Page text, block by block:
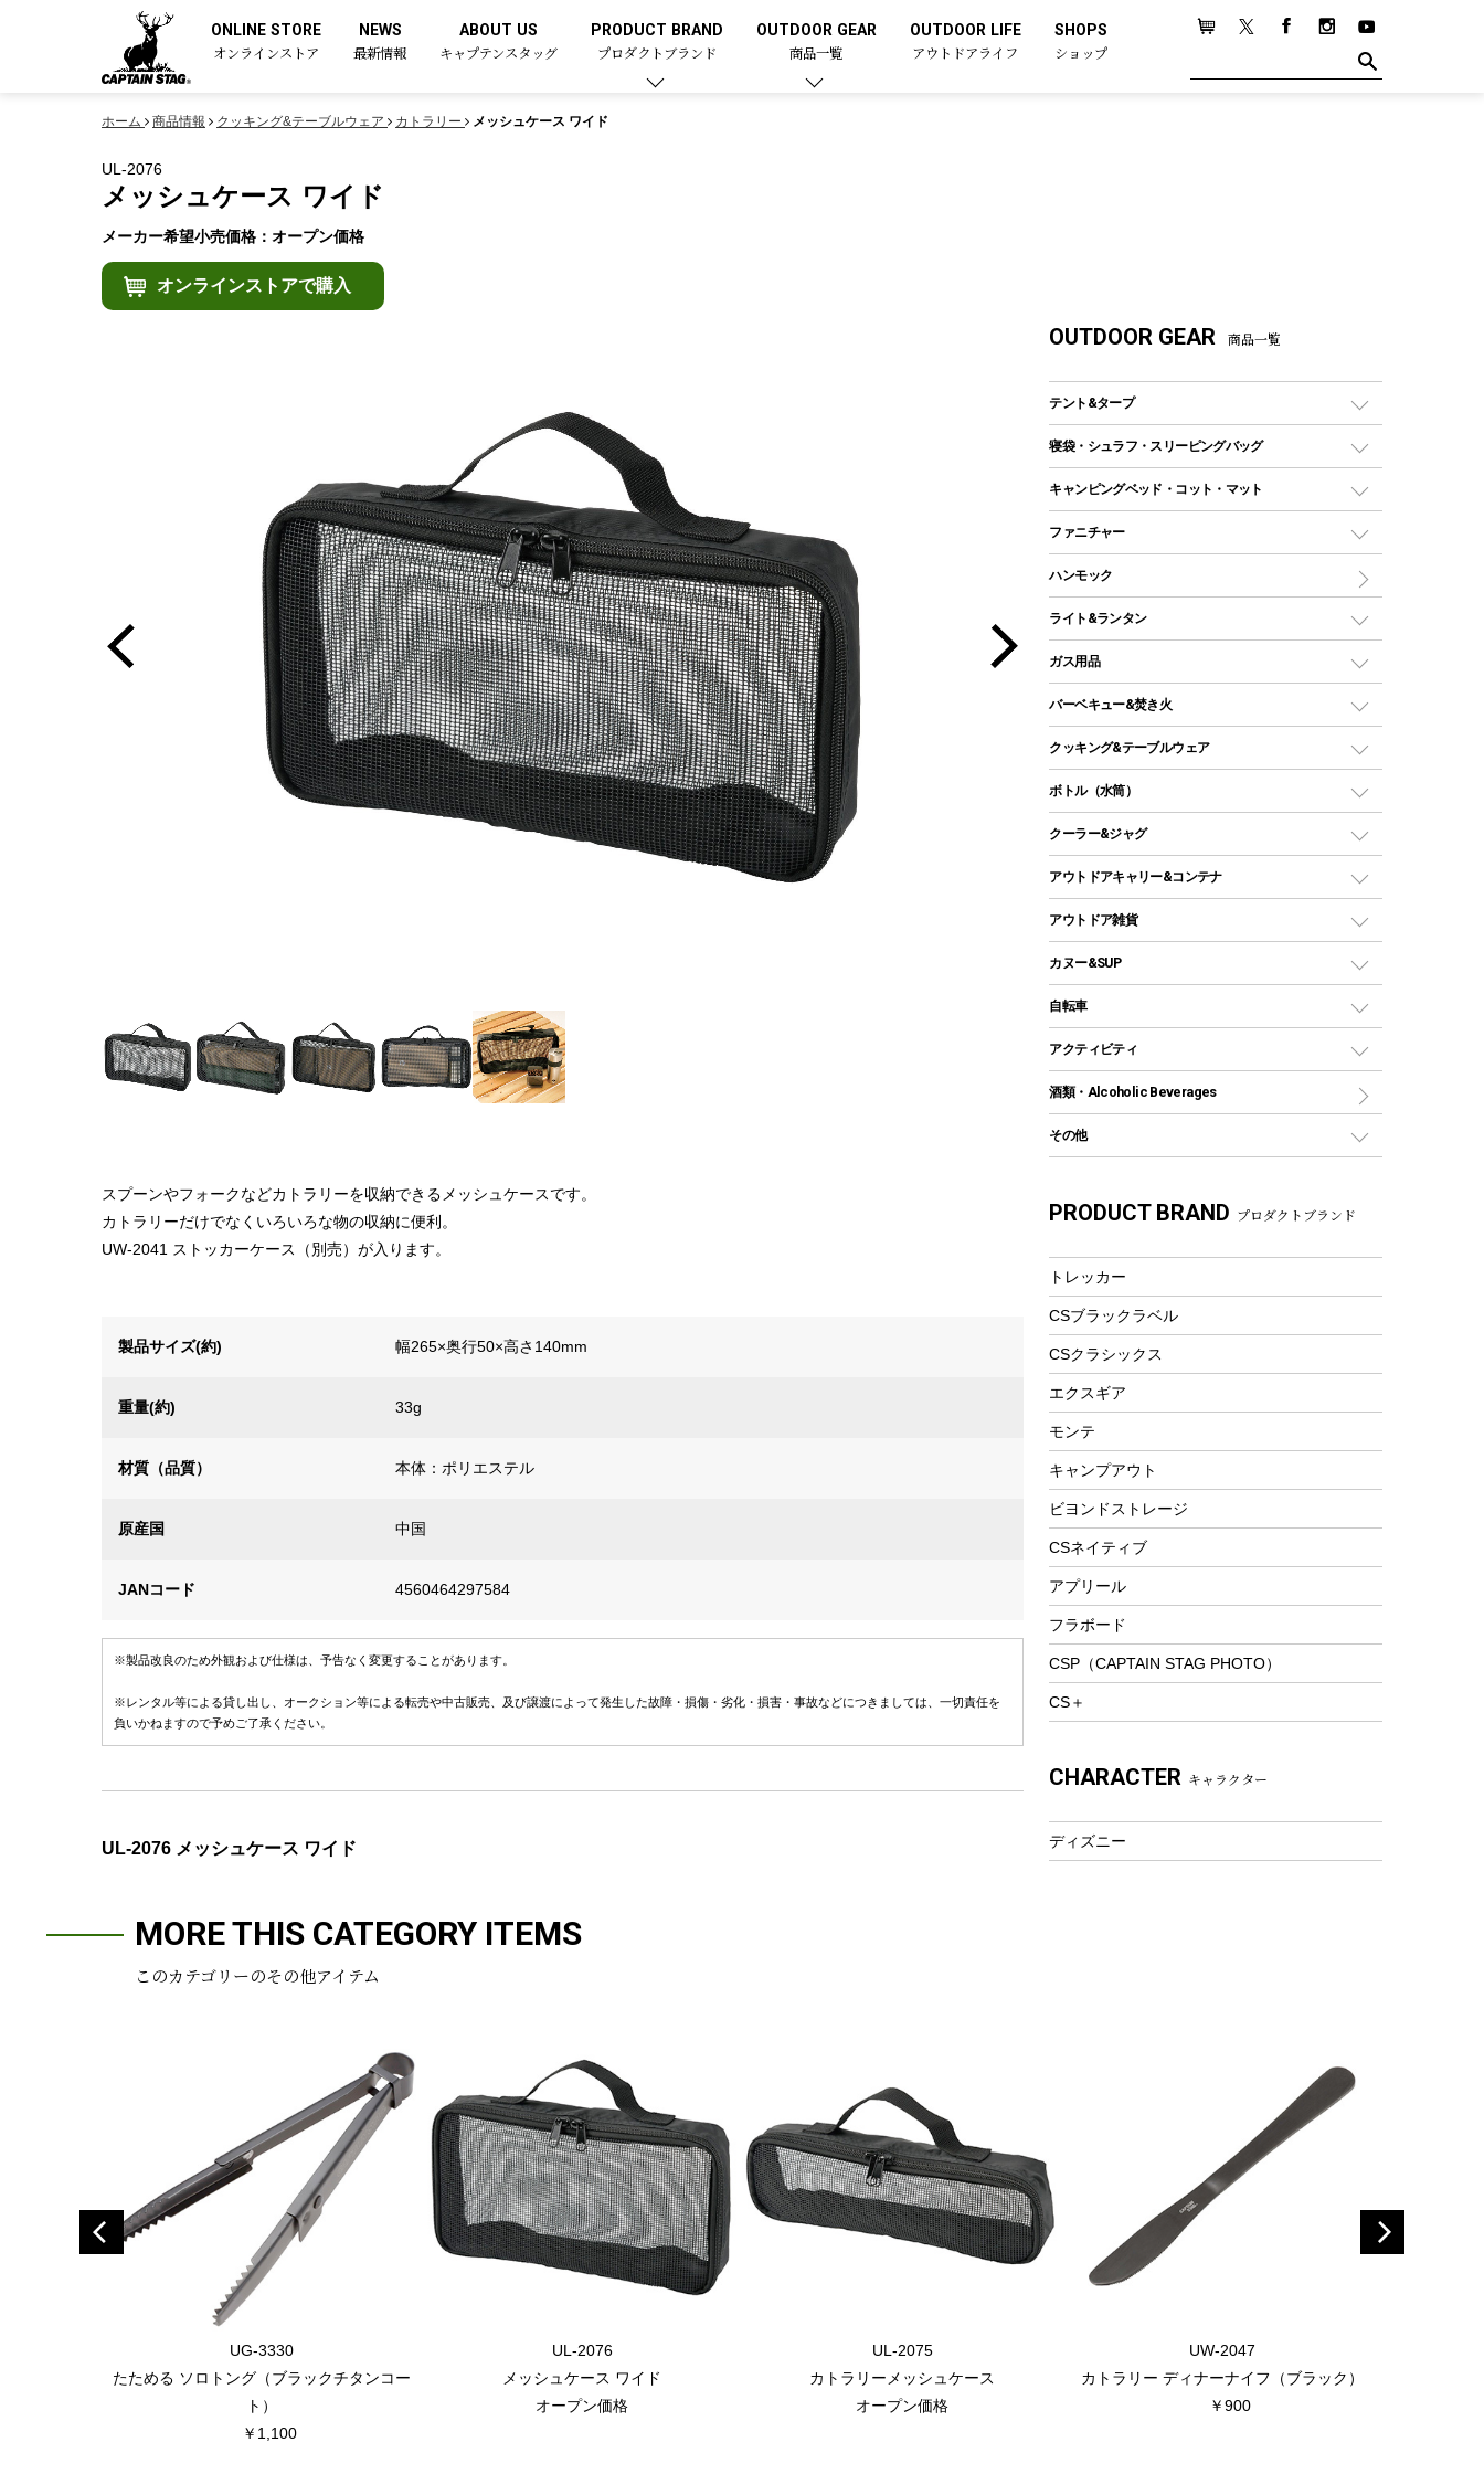
ONLINE STORE
オンラインストア
NEWS
最新情報
ABOUT US
キャプテンスタッグ
PRODUCT BRAND
プロダクトブランド
OUTDOOR GEAR
商品一覧
OUTDOOR LIFE
アウトドアライフ
SHOPS
ショップ
ホーム 商品情報 クッキング&テーブルウェア カトラリー メッシュケース ワイド
UL-2076
メッシュケース ワイド
メーカー希望小売価格：オープン価格
オンラインストアで購入
スプーンやフォークなどカトラリーを収納できるメッシュケースです。
カトラリーだけでなくいろいろな物の収納に便利。
UW-2041 ストッカーケース（別売）が入ります。
製品サイズ(約) 幅265×奥行50×高さ140mm
重量(約) 33g
材質（品質） 本体：ポリエステル
原産国 中国
JANコード 4560464297584
※製品改良のため外観および仕様は、予告なく変更することがあります。
※レンタル等による貸し出し、オークション等による転売や中古販売、及び譲渡によって発生した故障・損傷・劣化・損害・事故などにつきましては、一切責任を
負いかねますので予めご了承ください。
UL-2076 メッシュケース ワイド
OUTDOOR GEAR 商品一覧
テント&タープ
テント
ツールームテント
ワンポールテント
シェルターテント
ロッジ型・オリジナルテント
タープ
スクエアタープ（レクタタープ）
メッシュタープ
自立式タープ
パラソル
テントアクセサリー
ペグ
グランドシート
ガイドロープ
ツール
寝袋・シュラフ・スリーピングバッグ
レクタングラー型（封筒型）シュラフ
インナーシュラフ
キャンピングベッド・コット・マット
キャンピングベッド・コット
インフレータブルマット
ファニチャー
アウトドアテーブル
レジャーシート
ハンモック
ライト&ランタン
LEDランタン
ガスランタン
オイルランタン
LEDライト
ヘッドライト
キャンドル
ガス用品
ガスバーナー
ガス缶
ガストーチ、ライター
バーベキュー&焚き火
バーベキューコンロ、グリル
焚き火台タイプ（ロースタイル）グリル
卓上タイプグリル
パーティータイプグリル
鉄板、アミ
焚き火台&ストーブ
火起こし
バーベキューツール
燃料・着火剤・炭
クッキング&テーブルウェア
ダッチオーブン
ホットサンドメーカー
クッカーセット
シェラカップ
クッキングツール
ナイフ
カトラリー
マグカップ、カップ
フードボトル
コーヒー&ミル
トレー
ランチョンマット
ランチボックス
ピクニックセット
ボトル（水筒）
ステンレスボトル
コップ付きタイプ
ワンタッチタイプ
プラスチックボトル
ディズニーボトル
クーラー&ジャグ
クーラーボックス
クーラーバッグ
ウォータージャグ
保冷剤
アウトドアキャリー&コンテナ
アウトドアキャリー
アウトドア雑貨
バックパック&バッグ
リュック、バックパック
トートバッグ、サコッシュ
ショッピングキャリー
その他アウトドア雑貨
レイン
ツール、他
カヌー&SUP
インフレータブル
カヤック
パドル
ヘルメット
アクセサリー
自転車
折りたたみ自転車
スポーツサイクル
シティサイクル
自転車用アクセサリー
自転車ウェア
アクティビティ
マリン
ラッシュガード
テント
フローティングベスト
ヘルメット
エアーポンプ
ウィンター
防寒ウェア
ツール&アクセサリー
トレッキング
トレッキングステッキ
トレッキングアクセサリー
プレイグッズ
ウェルネス
フィットネス
アクセサリー
酒類・Alcoholic Beverages
その他
湯たんぽ
PRODUCT BRAND プロダクトブランド
トレッカー
CSブラックラベル
CSクラシックス
エクスギア
モンテ
キャンプアウト
ビヨンドストレージ
CSネイティブ
アプリール
フラボード
CSP（CAPTAIN STAG PHOTO）
CS＋
CHARACTER キャラクター
ディズニー
MORE THIS CATEGORY ITEMS
このカテゴリーのその他アイテム
UG-3330
たためる ソロトング（ブラックチタンコー
ト）
￥1,100
UL-2076
メッシュケース ワイド
オープン価格
UL-2075
カトラリーメッシュケース
オープン価格
UW-2047
カトラリー ディナーナイフ（ブラック）
￥900